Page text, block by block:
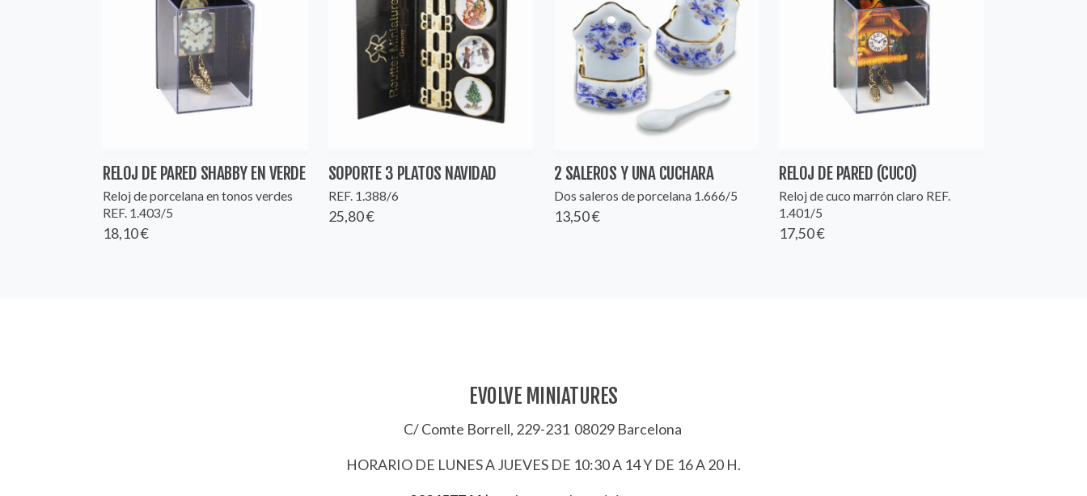
RELOJ DE PARED SHABBY EN VERDE
Reloj de porcelana en tonos verdes
REF. 1.403/5
18,10 €
SOPORTE 3 PLATOS NAVIDAD
REF. 1.388/6
25,80 €
2 SALEROS Y UNA CUCHARA
Dos saleros de porcelana 1.666/5
13,50 €
RELOJ DE PARED (CUCO)
Reloj de cuco marrón claro REF.
1.401/5
17,50 €
EVOLVE MINIATURES
C/ Comte Borrell, 229-231 08029 Barcelona
HORARIO DE LUNES A JUEVES DE 10:30 A 14 Y DE 16 A 20 H.